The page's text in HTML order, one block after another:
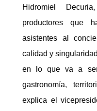
Hidromiel
productores que
asistentes al
calidad y
en lo que va a
gastronomía,
explica el